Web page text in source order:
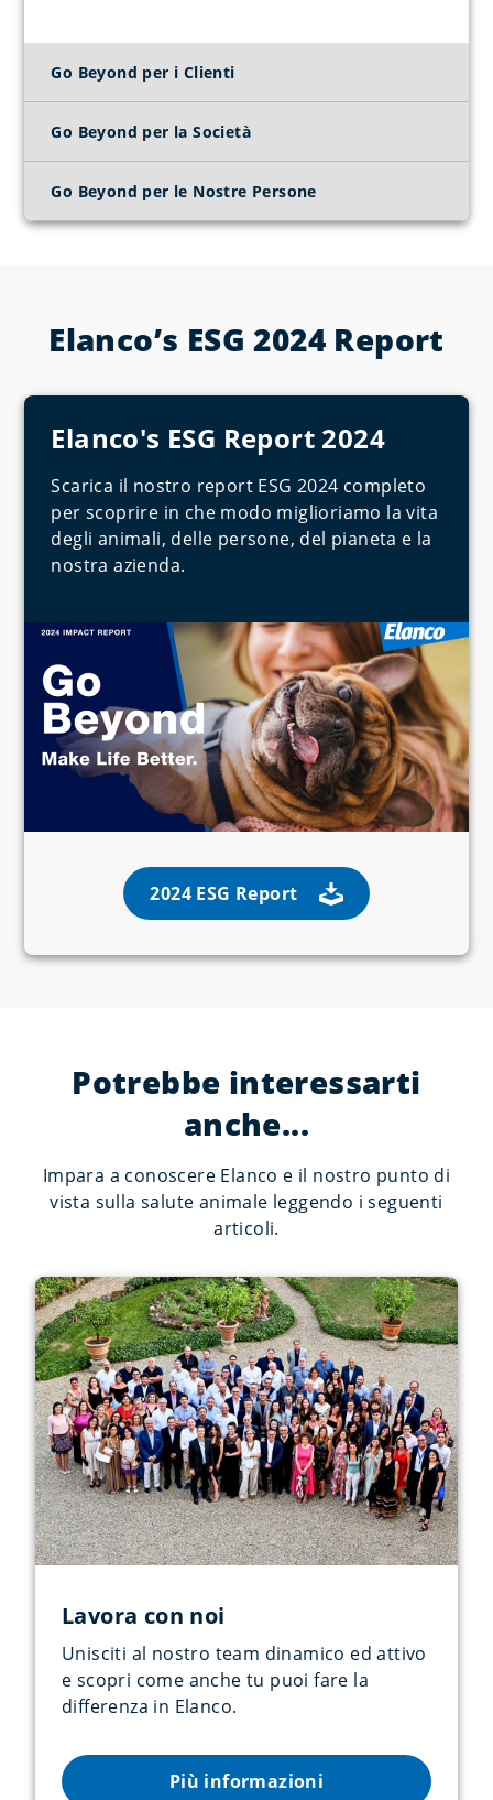
Go Beyond per i Clienti
Go Beyond per la Società
Go Beyond per le Nostre Persone
Elanco’s ESG 2024 Report
Elanco's ESG Report 2024
Scarica il nostro report ESG 2024 completo
per scoprire in che modo miglioriamo la vita
degli animali, delle persone, del pianeta e la
nostra azienda.
2024 ESG Report
Potrebbe interessarti
anche...
Impara a conoscere Elanco e il nostro punto di
vista sulla salute animale leggendo i seguenti
articoli.
Lavora con noi
Unisciti al nostro team dinamico ed attivo
e scopri come anche tu puoi fare la
differenza in Elanco.
Più informazioni